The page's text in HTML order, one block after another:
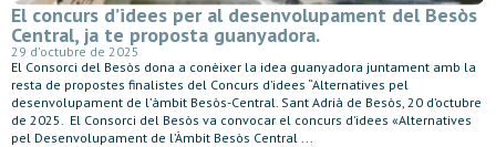
El concurs d’idees per al desenvolupament del Besòs
Central, ja te proposta guanyadora.
29 d'octubre de 2025
El Consorci del Besòs dona a conèixer la idea guanyadora juntament amb la
resta de propostes finalistes del Concurs d’idees “Alternatives pel
desenvolupament de l’àmbit Besòs-Central. Sant Adrià de Besòs, 20 d’octubre
de 2025. El Consorci del Besòs va convocar el concurs d’idees «Alternatives
pel Desenvolupament de l’Àmbit Besòs Central ...